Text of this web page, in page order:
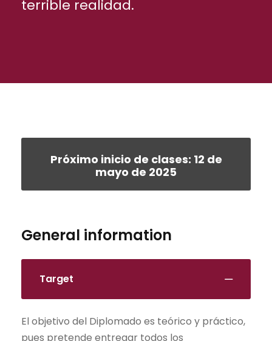
terrible realidad.
Próximo inicio de clases: 12 de
mayo de 2025
General information
Target
El objetivo del Diplomado es teórico y práctico,
pues pretende entregar todos los